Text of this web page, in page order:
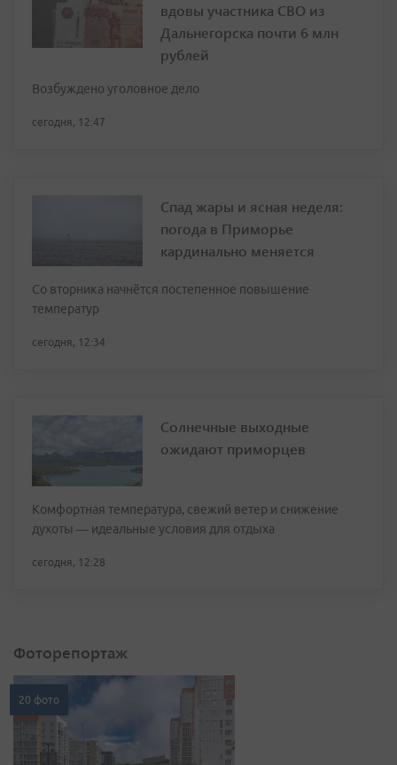
вдовы участника СВО из
Дальнегорска почти 6 млн
рублей
Возбуждено уголовное дело
сегодня, 12:47
Спад жары и ясная неделя:
погода в Приморье
кардинально меняется
Со вторника начнётся постепенное повышение
температур
сегодня, 12:34
Солнечные выходные
ожидают приморцев
Комфортная температура, свежий ветер и снижение
духоты — идеальные условия для отдыха
сегодня, 12:28
Фоторепортаж
20 фото